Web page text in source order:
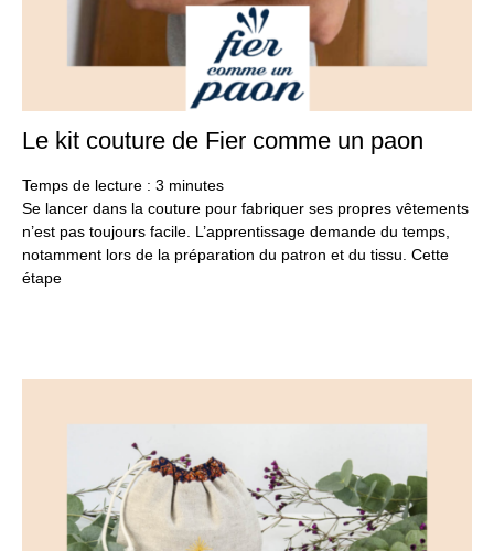
Le kit couture de Fier comme un paon
Temps de lecture : 3 minutes
Se lancer dans la couture pour fabriquer ses propres vêtements
n’est pas toujours facile. L’apprentissage demande du temps,
notamment lors de la préparation du patron et du tissu. Cette
étape